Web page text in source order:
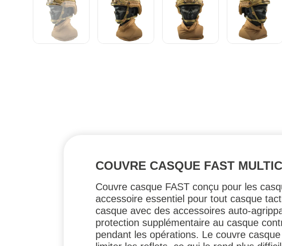
COUVRE CASQUE FAST
Couvre casque FAST conçu pour les
accessoire essentiel pour tout casque
casque avec des accessoires auto-
protection supplémentaire au casque
pendant les opérations. Le couvre